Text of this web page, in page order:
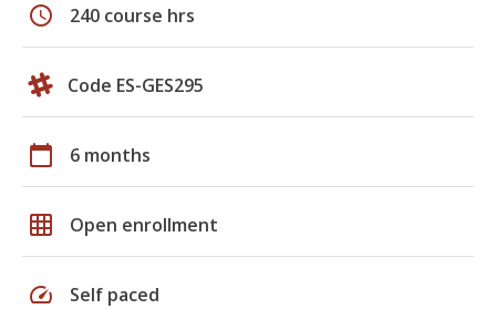
schedule 240 course hrs
Code ES-GES295
calendar_today 6 months
grid_on Open enrollment
speed Self paced